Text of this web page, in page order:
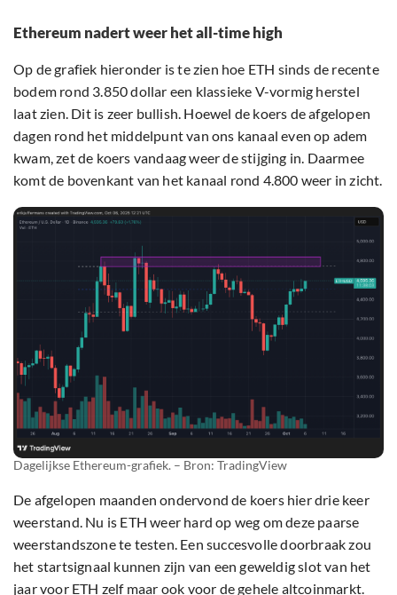
Ethereum nadert weer het all-time high
Op de grafiek hieronder is te zien hoe ETH sinds de recente
bodem rond 3.850 dollar een klassieke V-vormig herstel
laat zien. Dit is zeer bullish. Hoewel de koers de afgelopen
dagen rond het middelpunt van ons kanaal even op adem
kwam, zet de koers vandaag weer de stijging in. Daarmee
komt de bovenkant van het kanaal rond 4.800 weer in zicht.
Dagelijkse Ethereum-grafiek. – Bron: TradingView
De afgelopen maanden ondervond de koers hier drie keer
weerstand. Nu is ETH weer hard op weg om deze paarse
weerstandszone te testen. Een succesvolle doorbraak zou
het startsignaal kunnen zijn van een geweldig slot van het
jaar voor ETH zelf maar ook voor de gehele altcoinmarkt.